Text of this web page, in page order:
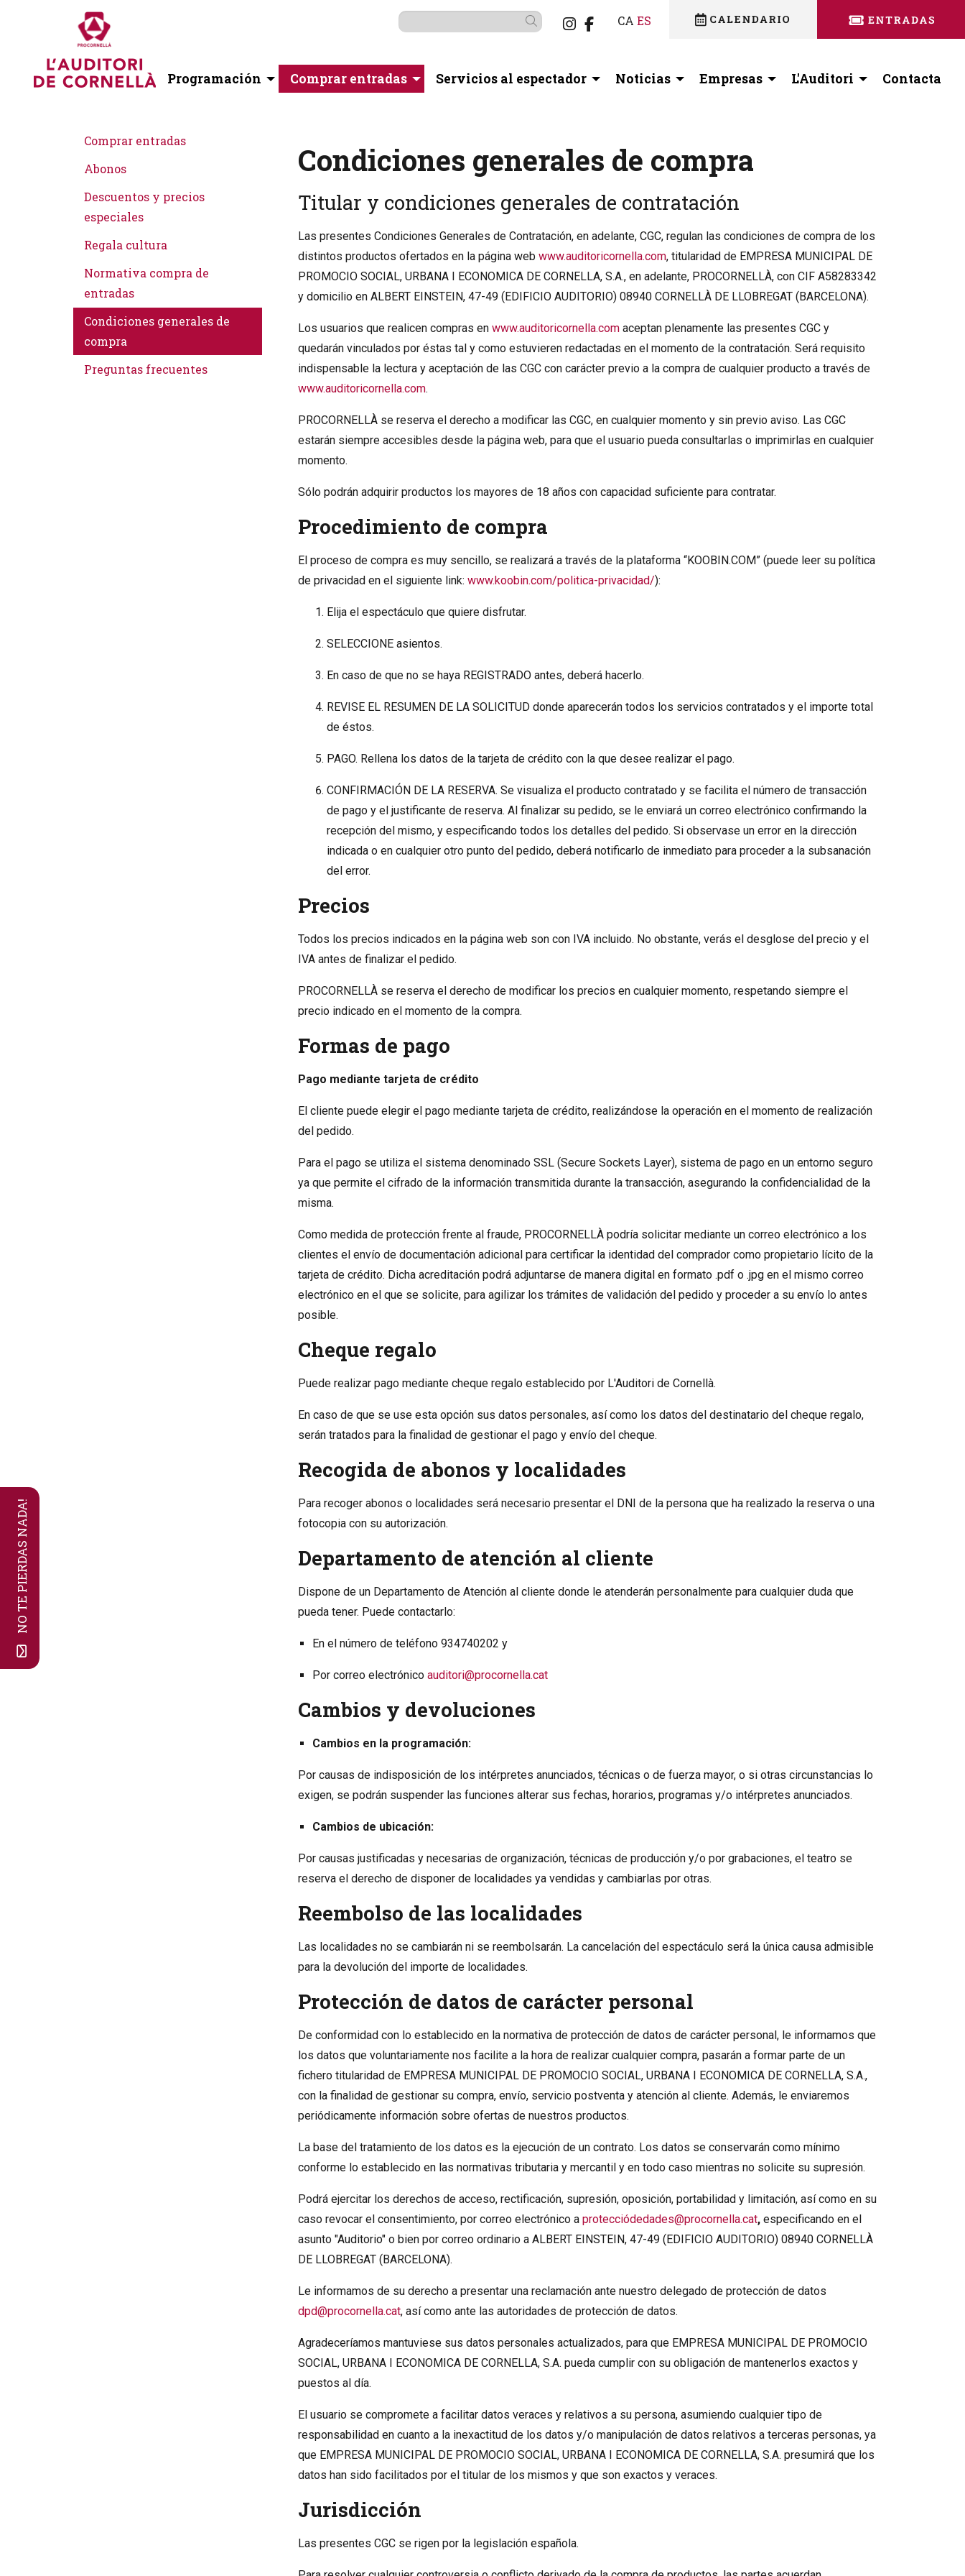
NO TE PIERDAS NADA!
CA ES
Link a instagram
Link a facebook
Buscar
Programación Comprar entradas Servicios al espectador Noticias Empresas L'Auditori Contacta
Condiciones generales de compra
Titular y condiciones generales de contratación
Las presentes Condiciones Generales de Contratación, en adelante, CGC, regulan las condiciones de compra de los
distintos productos ofertados en la página web www.auditoricornella.com, titularidad de EMPRESA MUNICIPAL DE
PROMOCIO SOCIAL, URBANA I ECONOMICA DE CORNELLA, S.A., en adelante, PROCORNELLÀ, con CIF A58283342
y domicilio en ALBERT EINSTEIN, 47-49 (EDIFICIO AUDITORIO) 08940 CORNELLÀ DE LLOBREGAT (BARCELONA).
Los usuarios que realicen compras en www.auditoricornella.comaceptan plenamente las presentes CGC y
quedarán vinculados por éstas tal y como estuvieren redactadas en el momento de la contratación. Será requisito
indispensable la lectura y aceptación de las CGC con carácter previo a la compra de cualquier producto a través de
www.auditoricornella.com.
PROCORNELLÀ se reserva el derecho a modificar las CGC, en cualquier momento y sin previo aviso. Las CGC
estarán siempre accesibles desde la página web, para que el usuario pueda consultarlas o imprimirlas en cualquier
momento.
Sólo podrán adquirir productos los mayores de 18 años con capacidad suficiente para contratar.
Procedimiento de compra
El proceso de compra es muy sencillo, se realizará a través de la plataforma “KOOBIN.COM” (puede leer su política
de privacidad en el siguiente link: www.koobin.com/politica-privacidad/):
Elija el espectáculo que quiere disfrutar.
SELECCIONE asientos.
En caso de que no se haya REGISTRADO antes, deberá hacerlo.
REVISE EL RESUMEN DE LA SOLICITUD donde aparecerán todos los servicios contratados y el importe total
de éstos.
PAGO. Rellena los datos de la tarjeta de crédito con la que desee realizar el pago.
CONFIRMACIÓN DE LA RESERVA. Se visualiza el producto contratado y se facilita el número de transacción
de pago y el justificante de reserva. Al finalizar su pedido, se le enviará un correo electrónico confirmando la
recepción del mismo, y especificando todos los detalles del pedido. Si observase un error en la dirección
indicada o en cualquier otro punto del pedido, deberá notificarlo de inmediato para proceder a la subsanación
del error.
Precios
Todos los precios indicados en la página web son con IVA incluido. No obstante, verás el desglose del precio y el
IVA antes de finalizar el pedido.
PROCORNELLÀ se reserva el derecho de modificar los precios en cualquier momento, respetando siempre el
precio indicado en el momento de la compra.
Formas de pago
Pago mediante tarjeta de crédito
El cliente puede elegir el pago mediante tarjeta de crédito, realizándose la operación en el momento de realización
del pedido.
Para el pago se utiliza el sistema denominado SSL (Secure Sockets Layer), sistema de pago en un entorno seguro
ya que permite el cifrado de la información transmitida durante la transacción, asegurando la confidencialidad de la
misma.
Como medida de protección frente al fraude, PROCORNELLÀ podría solicitar mediante un correo electrónico a los
clientes el envío de documentación adicional para certificar la identidad del comprador como propietario lícito de la
tarjeta de crédito. Dicha acreditación podrá adjuntarse de manera digital en formato .pdf o .jpg en el mismo correo
electrónico en el que se solicite, para agilizar los trámites de validación del pedido y proceder a su envío lo antes
posible.
Cheque regalo
Puede realizar pago mediante cheque regalo establecido por L'Auditori de Cornellà.
En caso de que se use esta opción sus datos personales, así como los datos del destinatario del cheque regalo,
serán tratados para la finalidad de gestionar el pago y envío del cheque.
Recogida de abonos y localidades
Para recoger abonos o localidades será necesario presentar el DNI de la persona que ha realizado la reserva o una
fotocopia con su autorización.
Departamento de atención al cliente
Dispone de un Departamento de Atención al cliente donde le atenderán personalmente para cualquier duda que
pueda tener. Puede contactarlo:
En el número de teléfono 934740202 y
Por correo electrónico auditori@procornella.cat
Cambios y devoluciones
Cambios en la programación:
Por causas de indisposición de los intérpretes anunciados, técnicas o de fuerza mayor, o si otras circunstancias lo
exigen, se podrán suspender las funciones alterar sus fechas, horarios, programas y/o intérpretes anunciados.
Cambios de ubicación:
Por causas justificadas y necesarias de organización, técnicas de producción y/o por grabaciones, el teatro se
reserva el derecho de disponer de localidades ya vendidas y cambiarlas por otras.
Reembolso de las localidades
Las localidades no se cambiarán ni se reembolsarán. La cancelación del espectáculo será la única causa admisible
para la devolución del importe de localidades.
Protección de datos de carácter personal
De conformidad con lo establecido en la normativa de protección de datos de carácter personal, le informamos que
los datos que voluntariamente nos facilite a la hora de realizar cualquier compra, pasarán a formar parte de un
fichero titularidad de EMPRESA MUNICIPAL DE PROMOCIO SOCIAL, URBANA I ECONOMICA DE CORNELLA, S.A.,
con la finalidad de gestionar su compra, envío, servicio postventa y atención al cliente. Además, le enviaremos
periódicamente información sobre ofertas de nuestros productos.
La base del tratamiento de los datos es la ejecución de un contrato. Los datos se conservarán como mínimo
conforme lo establecido en las normativas tributaria y mercantil y en todo caso mientras no solicite su supresión.
Podrá ejercitar los derechos de acceso, rectificación, supresión, oposición, portabilidad y limitación, así como en su
caso revocar el consentimiento, por correo electrónico a protecciódedades@procornella.cat, especificando en el
asunto "Auditorio" o bien por correo ordinario a ALBERT EINSTEIN, 47-49 (EDIFICIO AUDITORIO) 08940 CORNELLÀ
DE LLOBREGAT (BARCELONA).
Le informamos de su derecho a presentar una reclamación ante nuestro delegado de protección de datos
dpd@procornella.cat, así como ante las autoridades de protección de datos.
Agradeceríamos mantuviese sus datos personales actualizados, para que EMPRESA MUNICIPAL DE PROMOCIO
SOCIAL, URBANA I ECONOMICA DE CORNELLA, S.A. pueda cumplir con su obligación de mantenerlos exactos y
puestos al día.
El usuario se compromete a facilitar datos veraces y relativos a su persona, asumiendo cualquier tipo de
responsabilidad en cuanto a la inexactitud de los datos y/o manipulación de datos relativos a terceras personas, ya
que EMPRESA MUNICIPAL DE PROMOCIO SOCIAL, URBANA I ECONOMICA DE CORNELLA, S.A. presumirá que los
datos han sido facilitados por el titular de los mismos y que son exactos y veraces.
Jurisdicción
Las presentes CGC se rigen por la legislación española.
Comprar entradas
Abonos
Descuentos y precios
especiales
Regala cultura
Normativa compra de
entradas
Condiciones generales de
compra
Preguntas frecuentes